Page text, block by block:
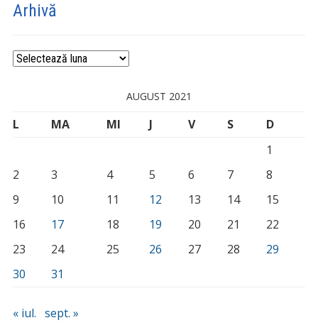
Arhivă
Arhivă
AUGUST 2021
L MA MI J V S
D
1
2
3 4 5 6 7
8
9
10 11 12 13 14
15
16
17 18 19 20 21
22
23
24 25 26 27 28
29
30
31
« iul. sept. »